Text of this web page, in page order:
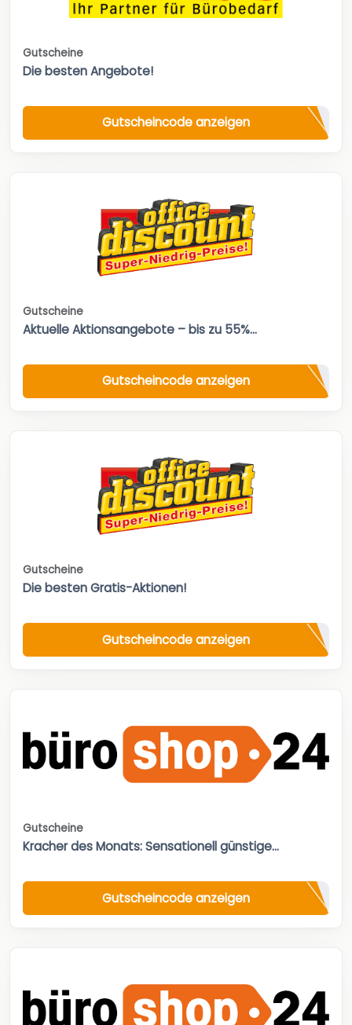
Gutscheine
Die besten Angebote!
Gutscheincode anzeigen
Gutscheine
Aktuelle Aktionsangebote – bis zu 55%...
Gutscheincode anzeigen
Gutscheine
Die besten Gratis-Aktionen!
Gutscheincode anzeigen
Gutscheine
Kracher des Monats: Sensationell günstige...
Gutscheincode anzeigen